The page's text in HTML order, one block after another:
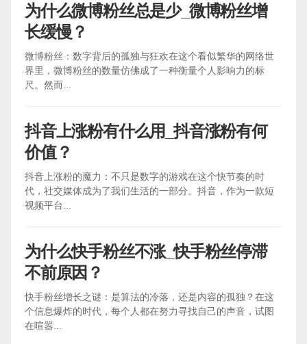
为什么微博粉丝总是少_微博粉丝增
长缓慢？
微博粉丝：数字背后的孤独与狂欢在这个看似繁华的网络世
界里，微博粉丝的数量仿佛成了一种衡量个人影响力的标
尺。然而...
抖音上涨粉有什么用_抖音涨粉有何
价值？
抖音上涨粉的魔力：不只是数字的游戏在这个快节奏的时
代，社交媒体成为了我们生活的一部分。抖音，作为一款短
视频平台...
为什么快手粉丝不涨_快手粉丝停滞
不前原因？
快手粉丝增长之谜：是算法的冷落，还是内容的孤独？在这
个信息爆炸的时代，每个人都在努力寻找自己的声音，试图
在喧嚣...